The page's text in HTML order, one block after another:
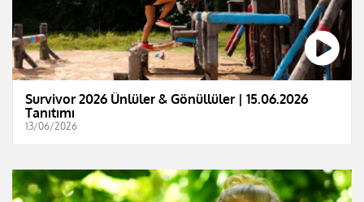
Survivor 2026 Ünlüler & Gönüllüler | 15.06.2026
Tanıtımı
13/06/2026